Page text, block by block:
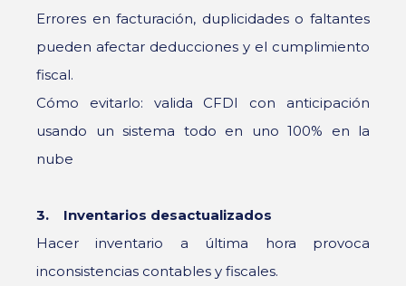
Errores en facturación, duplicidades o faltantes
pueden afectar deducciones y el cumplimiento
fiscal.
Cómo evitarlo: valida CFDI con anticipación
usando un sistema todo en uno 100% en la
nube
3. Inventarios desactualizados
Hacer inventario a última hora provoca
inconsistencias contables y fiscales.